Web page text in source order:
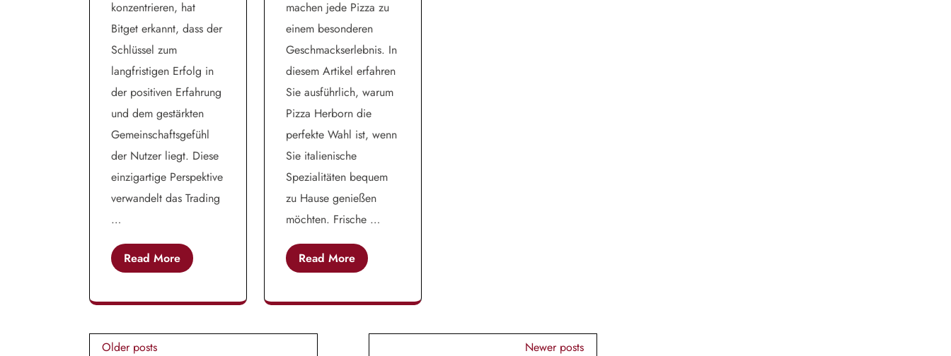
konzentrieren, hat
Bitget erkannt, dass der
Schlüssel zum
langfristigen Erfolg in
der positiven Erfahrung
und dem gestärkten
Gemeinschaftsgefühl
der Nutzer liegt. Diese
einzigartige Perspektive
verwandelt das Trading
…
Read More
machen jede Pizza zu
einem besonderen
Geschmackserlebnis. In
diesem Artikel erfahren
Sie ausführlich, warum
Pizza Herborn die
perfekte Wahl ist, wenn
Sie italienische
Spezialitäten bequem
zu Hause genießen
möchten. Frische …
Read More
Posts
Older posts Newer posts